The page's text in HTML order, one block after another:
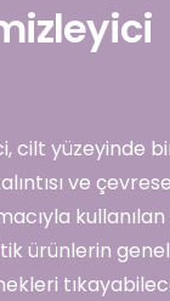
cilt yüzeyinde
ve
kullanılan
ürünlerin genel